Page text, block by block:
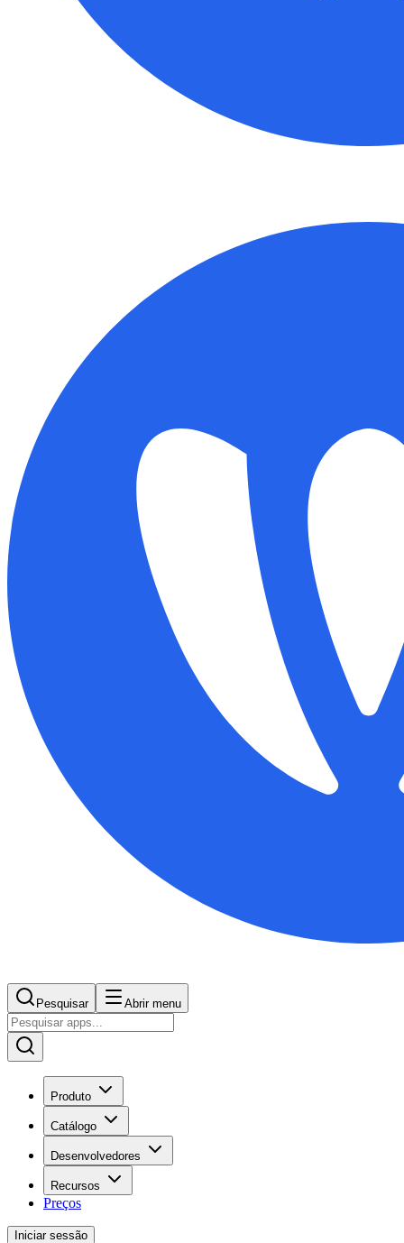
Pesquisar Abrir menu
Produto
Catálogo
Desenvolvedores
Recursos
Preços
Iniciar sessão